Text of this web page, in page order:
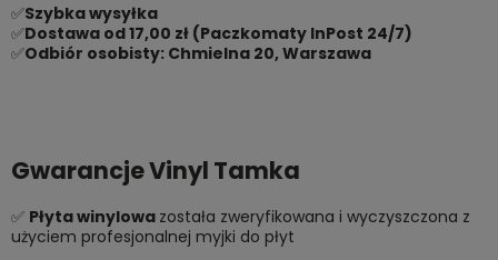
✅Szybka wysyłka
✅Dostawa od 17,00 zł (Paczkomaty InPost 24/7)
✅Odbiór osobisty: Chmielna 20, Warszawa
Gwarancje Vinyl Tamka
✅ Płyta winylowa została zweryfikowana i wyczyszczona z
użyciem profesjonalnej myjki do płyt